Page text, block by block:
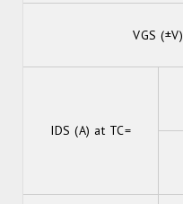
VGS (±V)
IDS (A) at TC=